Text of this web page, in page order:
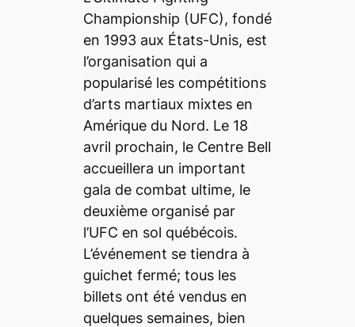
Championship (UFC), fondé
en 1993 aux États-Unis, est
l’organisation qui a
popularisé les compétitions
d’arts martiaux mixtes en
Amérique du Nord. Le 18
avril prochain, le Centre Bell
accueillera un important
gala de combat ultime, le
deuxième organisé par
l’UFC en sol québécois.
L’événement se tiendra à
guichet fermé; tous les
billets ont été vendus en
quelques semaines, bien